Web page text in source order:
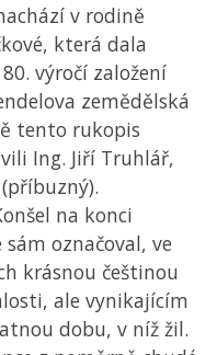
v rodině
která dala
výročí založení
zemědělská
tento rukopis
Ing. Jiří Truhlář,
na konci
označoval, ve
krásnou češtinou
ale vynikajícím
dobu, v níž žil.